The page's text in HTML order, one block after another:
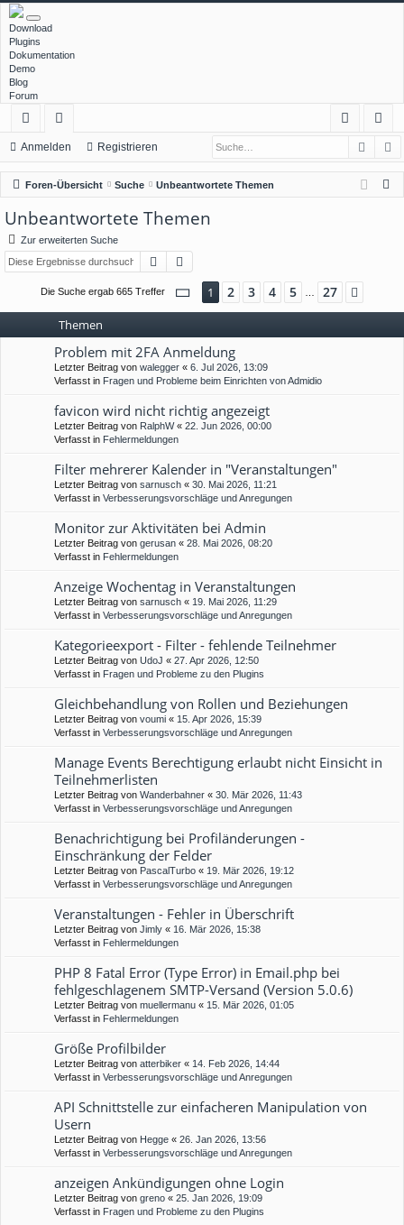
Download
Plugins
Dokumentation
Demo
Blog
Forum
ch
ne
llz
ug
rif
or
en
m
el
ist
rie
Anmelden Registrieren
Foren-Übersicht Suche Unbeantwortete Themen
Unbeantwortete Themen
Zur erweiterten Suche
Suche
Die Suche ergab 665 Treffer Seite 1 von 27
1 2 3 4 5 27
Themen
Problem mit 2FA Anmeldung
Letzter Beitrag von walegger « 6. Jul 2026, 13:09
Verfasst in Fragen und Probleme beim Einrichten von Admidio
favicon wird nicht richtig angezeigt
Letzter Beitrag von RalphW« 22. Jun 2026, 00:00
Verfasst in Fehlermeldungen
Filter mehrerer Kalender in "Veranstaltungen"
Letzter Beitrag von sarnusch « 30. Mai 2026, 11:21
Verfasst in Verbesserungsvorschläge und Anregungen
Monitor zur Aktivitäten bei Admin
Letzter Beitrag von gerusan « 28. Mai 2026, 08:20
Verfasst in Fehlermeldungen
Anzeige Wochentag in Veranstaltungen
Letzter Beitrag von sarnusch « 19. Mai 2026, 11:29
Verfasst in Verbesserungsvorschläge und Anregungen
Kategorieexport - Filter - fehlende Teilnehmer
Letzter Beitrag von UdoJ « 27. Apr 2026, 12:50
Verfasst in Fragen und Probleme zu den Plugins
Gleichbehandlung von Rollen und Beziehungen
Letzter Beitrag von voumi « 15. Apr 2026, 15:39
Verfasst in Verbesserungsvorschläge und Anregungen
Manage Events Berechtigung erlaubt nicht Einsicht in
Teilnehmerlisten
Letzter Beitrag von Wanderbahner « 30. Mär 2026, 11:43
Verfasst in Verbesserungsvorschläge und Anregungen
Benachrichtigung bei Profiländerungen -
Einschränkung der Felder
Letzter Beitrag von PascalTurbo « 19. Mär 2026, 19:12
Verfasst in Verbesserungsvorschläge und Anregungen
Veranstaltungen - Fehler in Überschrift
Letzter Beitrag von Jimly « 16. Mär 2026, 15:38
Verfasst in Fehlermeldungen
PHP 8 Fatal Error (Type Error) in Email.php bei
fehlgeschlagenem SMTP-Versand (Version 5.0.6)
Letzter Beitrag von muellermanu « 15. Mär 2026, 01:05
Verfasst in Fehlermeldungen
Größe Profilbilder
Letzter Beitrag von atterbiker « 14. Feb 2026, 14:44
Verfasst in Verbesserungsvorschläge und Anregungen
API Schnittstelle zur einfacheren Manipulation von
Usern
Letzter Beitrag von Hegge « 26. Jan 2026, 13:56
Verfasst in Verbesserungsvorschläge und Anregungen
anzeigen Ankündigungen ohne Login
Letzter Beitrag von greno « 25. Jan 2026, 19:09
Verfasst in Fragen und Probleme zu den Plugins